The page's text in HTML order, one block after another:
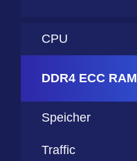
CPU
DDR4 ECC RAM
Speicher
Traffic